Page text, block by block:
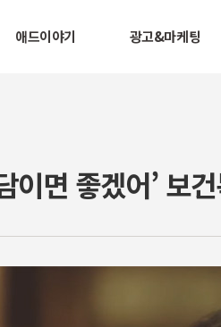
애드이야기 광고&마케팅
이면 좋겠어’ 보